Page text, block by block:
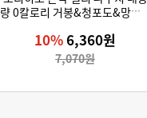
량 0칼로리 거봉&청포도&망고 2
10%6,360원
7,070원